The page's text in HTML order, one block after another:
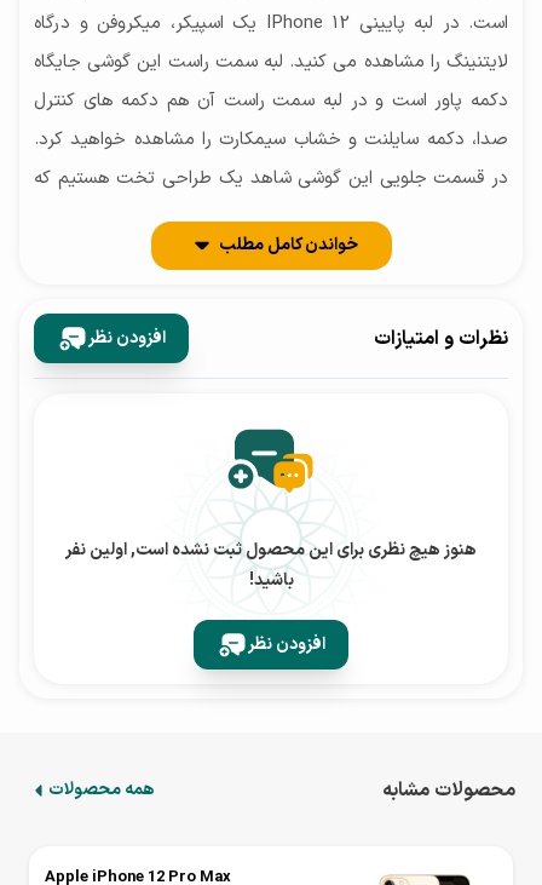
است. در لبه پایینی IPhone 12 یک اسپیکر، میکروفن و درگاه
لایتنینگ را مشاهده می کنید. لبه سمت راست این گوشی جایگاه
دکمه پاور است و در لبه سمت راست آن هم دکمه های کنترل
صدا، دکمه سایلنت و خشاب سیمکارت را مشاهده خواهید کرد.
در قسمت جلویی این گوشی شاهد یک طراحی تخت هستیم که
86 درصد آن را صفحه نمایش تشکیل می دهد. در بالای این
صفحه نمایش می توانید اسپیکر مکالمه، دوربین سلفی و
گوشی از همه نظر در طراحی فوق العاده عمل کرده است و پشت
و جلوی شیشه ای آن و دور آلومینیومی حس خوش دستی را به
معنی ضد آب بودن آن است.
صفحه نمایش super retina xdr oled ببینیم که از دالبی ویژن
بخش می کند. همچنین این صفحه نمایش عمق رنگ و
خواندن کامل مطلب
نظرات و امتیازات افزودن نظر
هنوز هیچ نظری برای این محصول ثبت نشده است, اولین نفر
باشید!
افزودن نظر
محصولات مشابه همه محصولات
Apple iPhone 12 Pro Max